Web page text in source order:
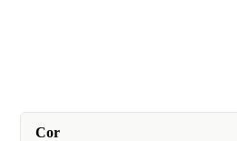
Cor